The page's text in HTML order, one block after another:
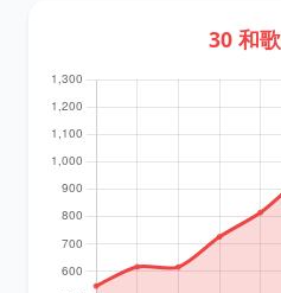
30 和